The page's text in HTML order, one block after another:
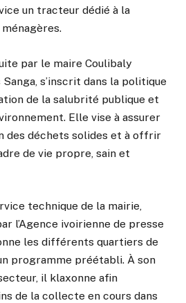
un tracteur dédié à la
par le maire Coulibaly
s’inscrit dans la politique
de la salubrité publique et
Elle vise à assurer
des déchets solides et à offrir
de vie propre, sain et
technique de la mairie,
l’Agence ivoirienne de presse
les différents quartiers de
programme préétabli. À son
il klaxonne afin
de la collecte en cours dans